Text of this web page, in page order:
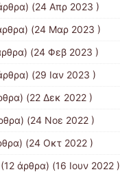
(24 Απρ 2023 )
(24 Μαρ 2023 )
(24 Φεβ 2023 )
(29 Ιαν 2023 )
(22 Δεκ 2022 )
(24 Νοε 2022 )
(24 Οκτ 2022 )
(12 άρθρα) (16 Ιουν 2022 )